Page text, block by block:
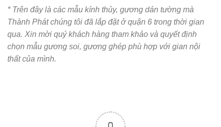
* Trên đây là các mẫu kính thủy, gương dán tường mà
Thành Phát chúng tôi đã lắp đặt ở quận 6 trong thời gian
qua. Xin mời quý khách hàng tham khảo và quyết định
chọn mẫu gương soi, gương ghép phù hợp với gian nội
thất của mình.